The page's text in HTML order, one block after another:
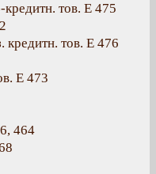
тов. Е 475
кредитн. тов. Е 476
Е 473
464